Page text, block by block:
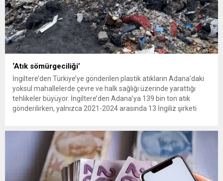
‘Atık sömürgeciliği’
İngiltere’den Türkiye’ye gönderilen plastik atıkların Adana’daki
yoksul mahallelerde çevre ve halk sağlığı üzerinde yarattığı
tehlikeler büyüyor. İngiltere’den Adana’ya 139 bin ton atık
gönderilirken, yalnızca 2021-2024 arasında 13 İngiliz şirketi
edilirken çiftçiler hava, su...